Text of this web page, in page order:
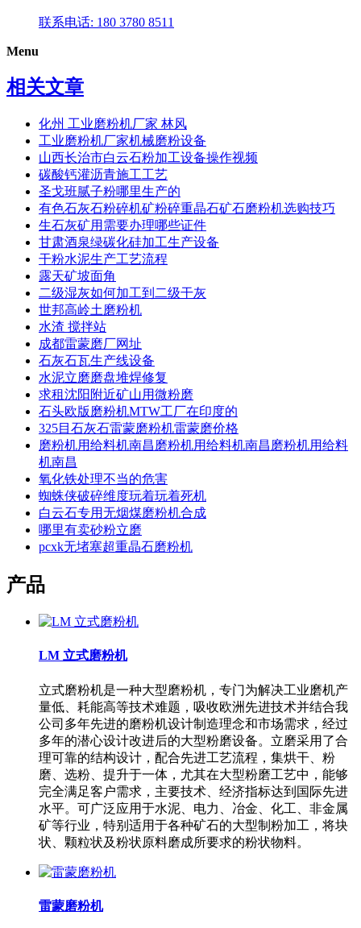
联系电话: 180 3780 8511
Menu
相关文章
化州 工业磨粉机厂家 林风
工业磨粉机厂家机械磨粉设备
山西长治市白云石粉加工设备操作视频
碳酸钙灌沥青施工工艺
圣戈班腻子粉哪里生产的
有色石灰石粉碎机矿粉碎重晶石矿石磨粉机选购技巧
生石灰矿用需要办理哪些证件
甘肃酒泉绿碳化硅加工生产设备
干粉水泥生产工艺流程
露天矿坡面角
二级湿灰如何加工到二级干灰
世邦高岭土磨粉机
水渣 搅拌站
成都雷蒙磨厂网址
石灰石瓦生产线设备
水泥立磨磨盘堆焊修复
求租沈阳附近矿山用微粉磨
石头欧版磨粉机MTW工厂在印度的
325目石灰石雷蒙磨粉机雷蒙磨价格
磨粉机用给料机南昌磨粉机用给料机南昌磨粉机用给料
机南昌
氧化铁处理不当的危害
蜘蛛侠破碎维度玩着玩着死机
白云石专用无烟煤磨粉机合成
哪里有卖砂粉立磨
pcxk无堵塞超重晶石磨粉机
产品
LM 立式磨粉机
立式磨粉机是一种大型磨粉机，专门为解决工业磨机产
量低、耗能高等技术难题，吸收欧洲先进技术并结合我
公司多年先进的磨粉机设计制造理念和市场需求，经过
多年的潜心设计改进后的大型粉磨设备。立磨采用了合
理可靠的结构设计，配合先进工艺流程，集烘干、粉
磨、选粉、提升于一体，尤其在大型粉磨工艺中，能够
完全满足客户需求，主要技术、经济指标达到国际先进
水平。可广泛应用于水泥、电力、冶金、化工、非金属
矿等行业，特别适用于各种矿石的大型制粉加工，将块
状、颗粒状及粉状原料磨成所要求的粉状物料。
雷蒙磨粉机